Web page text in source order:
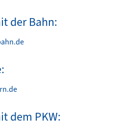
der Bahn:
dem PKW: